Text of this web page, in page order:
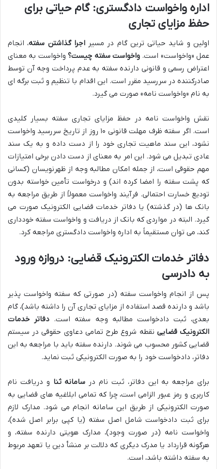
اداره واخواست دادگستری: گام حیاتی برای
حفظ مزایای تجاری
اولین و شاید حیاتی ترین گام در مسیراجرا گذاشتن سفته، انجام
عمل «واخواست» است.واخواست سفته چیست؟واخواست به معنای
اعتراض رسمی و قانونی دارنده سفته به عدم پرداخت وجه آن توسط
صادرکننده در سررسید مقرر است. این اقدام با تنظیم و ثبت برگه ای
به نام «واخواست نامه» صورت می گیرد.
نقش واخواست نامه در حفظ مزایای تجاری سفته بسیار کلیدی
است. اگر سفته ظرف مهلت قانونی ۱۰ روز از تاریخ سررسید واخواست
نشود، این سند ماهیت تجاری خود را از دست داده و به یک سند
عادی تبدیل می شود. این امر به معنای از دست دادن برخی امتیازات
مهم حقوقی است، از جمله امکان مطالبه وجه از ظهرنویسان (کسانی
که پشت سفته را امضا کرده اند) و درخواست تأمین خواسته بدون
تودیع خسارت احتمالی. فرآیند واخواست معمولاً از طریق مراجعه به
بانک ها (در گذشته) یا دفاتر خدمات قضایی الکترونیک صورت می
گیرد. البته در مواردی که بانک از دریافت و واخواست سفته خودداری
کند، می توان مستقیماً به اداره واخواست دادگستری مراجعه کرد.
دفاتر خدمات الکترونیک قضایی: دروازه ورود
به دادرسی
پس از انجام واخواست سفته (در صورتی که سفته واخواست پذیر
باشد و دارنده قصد استفاده از مزایای تجاری آن را داشته باشد)، گام
بعدی، ثبت دادخواست مطالبه وجه سفته است. دفاتر خدمات
الکترونیک قضایی نقطه شروع طرح تمامی دعاوی حقوقی در سیستم
قضایی کشور محسوب می شوند. دارنده سفته باید با مراجعه به این
دفاتر، دادخواست خود را به صورت الکترونیکی ثبت نماید.
برای مراجعه به این دفاتر، ثبت نام در سامانه ثنا و دریافت نام
کاربری و رمز عبور الزامی است، چرا که تمامی ابلاغیه های قضایی به
صورت الکترونیکی از طریق این سامانه انجام می شود. مدارک لازم
برای ثبت دادخواست شامل اصل سفته (یا کپی برابر اصل شده)،
واخواست نامه (در صورت وجود)، مدارک هویتی دارنده سفته، و
هرگونه قرارداد یا مدرک دیگری که دلالت بر منشأ دین یا تعهد مربوط
به سفته داشته باشد، است.